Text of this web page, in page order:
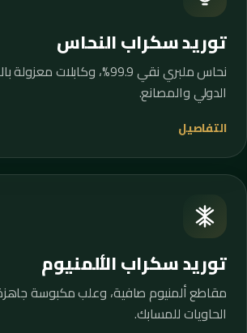
توريد سكراب النحاس
نحاس ملبري نقي 99.9%، وكابلات
الدولي والمصانع.
التفاصيل
توريد سكراب الألمنيوم
مقاطع ألمنيوم صافية، وعلب مكبوسة
الحاويات للمسابك.